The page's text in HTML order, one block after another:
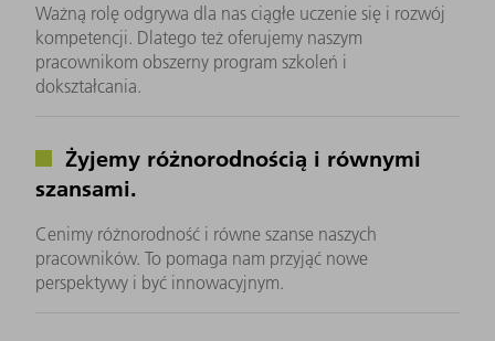
Ważną rolę odgrywa dla nas ciągłe uczenie się i rozwój
kompetencji. Dlatego też oferujemy naszym
pracownikom obszerny program szkoleń i
dokształcania.
Żyjemy różnorodnością i równymi
szansami.
Cenimy różnorodność i równe szanse naszych
pracowników. To pomaga nam przyjąć nowe
perspektywy i być innowacyjnym.